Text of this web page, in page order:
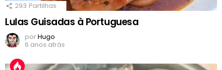
293 Partilhas
Lulas Guisadas à Portuguesa
porHugo
6 anos atrás